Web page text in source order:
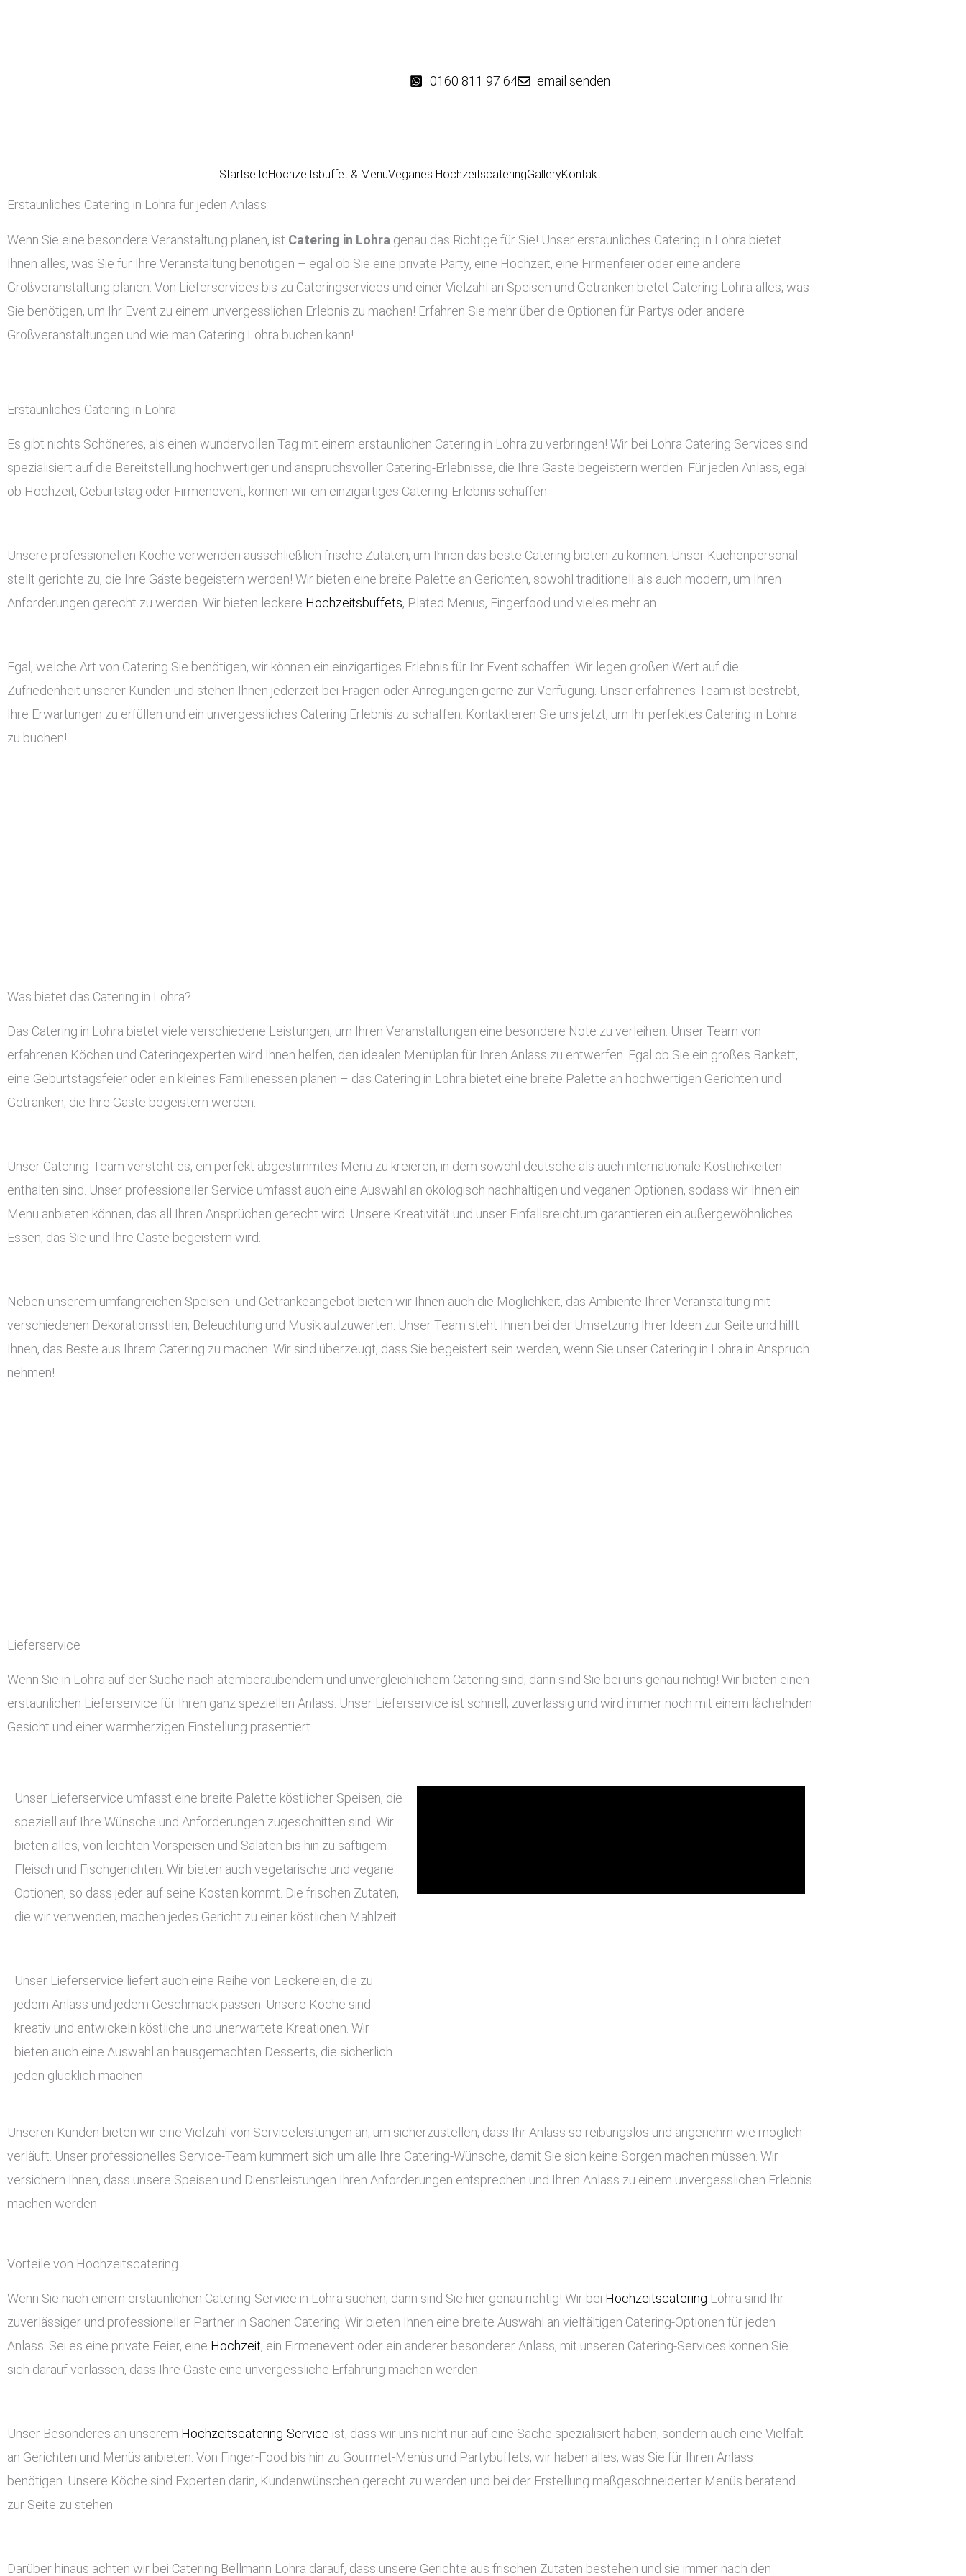
0160 811 97 64
email senden
StartseiteHochzeitsbuffet & MenüVeganes HochzeitscateringGalleryKontakt
Erstaunliches Catering in Lohra für jeden Anlass
Wenn Sie eine besondere Veranstaltung planen, ist Catering in Lohra genau das Richtige für Sie! Unser erstaunliches Catering in Lohra bietet
Ihnen alles, was Sie für Ihre Veranstaltung benötigen – egal ob Sie eine private Party, eine Hochzeit, eine Firmenfeier oder eine andere
Großveranstaltung planen. Von Lieferservices bis zu Cateringservices und einer Vielzahl an Speisen und Getränken bietet Catering Lohra alles, was
Sie benötigen, um Ihr Event zu einem unvergesslichen Erlebnis zu machen! Erfahren Sie mehr über die Optionen für Partys oder andere
Großveranstaltungen und wie man Catering Lohra buchen kann!
Erstaunliches Catering in Lohra
Es gibt nichts Schöneres, als einen wundervollen Tag mit einem erstaunlichen Catering in Lohra zu verbringen! Wir bei Lohra Catering Services sind
spezialisiert auf die Bereitstellung hochwertiger und anspruchsvoller Catering-Erlebnisse, die Ihre Gäste begeistern werden. Für jeden Anlass, egal
ob Hochzeit, Geburtstag oder Firmenevent, können wir ein einzigartiges Catering-Erlebnis schaffen.
Unsere professionellen Köche verwenden ausschließlich frische Zutaten, um Ihnen das beste Catering bieten zu können. Unser Küchenpersonal
stellt gerichte zu, die Ihre Gäste begeistern werden! Wir bieten eine breite Palette an Gerichten, sowohl traditionell als auch modern, um Ihren
Anforderungen gerecht zu werden. Wir bieten leckere Hochzeitsbuffets, Plated Menüs, Fingerfood und vieles mehr an.
Egal, welche Art von Catering Sie benötigen, wir können ein einzigartiges Erlebnis für Ihr Event schaffen. Wir legen großen Wert auf die
Zufriedenheit unserer Kunden und stehen Ihnen jederzeit bei Fragen oder Anregungen gerne zur Verfügung. Unser erfahrenes Team ist bestrebt,
Ihre Erwartungen zu erfüllen und ein unvergessliches Catering Erlebnis zu schaffen. Kontaktieren Sie uns jetzt, um Ihr perfektes Catering in Lohra
zu buchen!
Was bietet das Catering in Lohra?
Das Catering in Lohra bietet viele verschiedene Leistungen, um Ihren Veranstaltungen eine besondere Note zu verleihen. Unser Team von
erfahrenen Köchen und Cateringexperten wird Ihnen helfen, den idealen Menüplan für Ihren Anlass zu entwerfen. Egal ob Sie ein großes Bankett,
eine Geburtstagsfeier oder ein kleines Familienessen planen – das Catering in Lohra bietet eine breite Palette an hochwertigen Gerichten und
Getränken, die Ihre Gäste begeistern werden.
Unser Catering-Team versteht es, ein perfekt abgestimmtes Menü zu kreieren, in dem sowohl deutsche als auch internationale Köstlichkeiten
enthalten sind. Unser professioneller Service umfasst auch eine Auswahl an ökologisch nachhaltigen und veganen Optionen, sodass wir Ihnen ein
Menü anbieten können, das all Ihren Ansprüchen gerecht wird. Unsere Kreativität und unser Einfallsreichtum garantieren ein außergewöhnliches
Essen, das Sie und Ihre Gäste begeistern wird.
Neben unserem umfangreichen Speisen- und Getränkeangebot bieten wir Ihnen auch die Möglichkeit, das Ambiente Ihrer Veranstaltung mit
verschiedenen Dekorationsstilen, Beleuchtung und Musik aufzuwerten. Unser Team steht Ihnen bei der Umsetzung Ihrer Ideen zur Seite und hilft
Ihnen, das Beste aus Ihrem Catering zu machen. Wir sind überzeugt, dass Sie begeistert sein werden, wenn Sie unser Catering in Lohra in Anspruch
nehmen!
Lieferservice
Wenn Sie in Lohra auf der Suche nach atemberaubendem und unvergleichlichem Catering sind, dann sind Sie bei uns genau richtig! Wir bieten einen
erstaunlichen Lieferservice für Ihren ganz speziellen Anlass. Unser Lieferservice ist schnell, zuverlässig und wird immer noch mit einem lächelnden
Gesicht und einer warmherzigen Einstellung präsentiert.
Unser Lieferservice umfasst eine breite Palette köstlicher Speisen, die
speziell auf Ihre Wünsche und Anforderungen zugeschnitten sind. Wir
bieten alles, von leichten Vorspeisen und Salaten bis hin zu saftigem
Fleisch und Fischgerichten. Wir bieten auch vegetarische und vegane
Optionen, so dass jeder auf seine Kosten kommt. Die frischen Zutaten,
die wir verwenden, machen jedes Gericht zu einer köstlichen Mahlzeit.
Unser Lieferservice liefert auch eine Reihe von Leckereien, die zu
jedem Anlass und jedem Geschmack passen. Unsere Köche sind
kreativ und entwickeln köstliche und unerwartete Kreationen. Wir
bieten auch eine Auswahl an hausgemachten Desserts, die sicherlich
jeden glücklich machen.
Unseren Kunden bieten wir eine Vielzahl von Serviceleistungen an, um sicherzustellen, dass Ihr Anlass so reibungslos und angenehm wie möglich
verläuft. Unser professionelles Service-Team kümmert sich um alle Ihre Catering-Wünsche, damit Sie sich keine Sorgen machen müssen. Wir
versichern Ihnen, dass unsere Speisen und Dienstleistungen Ihren Anforderungen entsprechen und Ihren Anlass zu einem unvergesslichen Erlebnis
machen werden.
Vorteile von Hochzeitscatering
Wenn Sie nach einem erstaunlichen Catering-Service in Lohra suchen, dann sind Sie hier genau richtig! Wir bei Hochzeitscatering Lohra sind Ihr
zuverlässiger und professioneller Partner in Sachen Catering. Wir bieten Ihnen eine breite Auswahl an vielfältigen Catering-Optionen für jeden
Anlass. Sei es eine private Feier, eine Hochzeit, ein Firmenevent oder ein anderer besonderer Anlass, mit unseren Catering-Services können Sie
sich darauf verlassen, dass Ihre Gäste eine unvergessliche Erfahrung machen werden.
Unser Besonderes an unserem Hochzeitscatering-Service ist, dass wir uns nicht nur auf eine Sache spezialisiert haben, sondern auch eine Vielfalt
an Gerichten und Menüs anbieten. Von Finger-Food bis hin zu Gourmet-Menüs und Partybuffets, wir haben alles, was Sie für Ihren Anlass
benötigen. Unsere Köche sind Experten darin, Kundenwünschen gerecht zu werden und bei der Erstellung maßgeschneiderter Menüs beratend
zur Seite zu stehen.
Darüber hinaus achten wir bei Catering Bellmann Lohra darauf, dass unsere Gerichte aus frischen Zutaten bestehen und sie immer nach den